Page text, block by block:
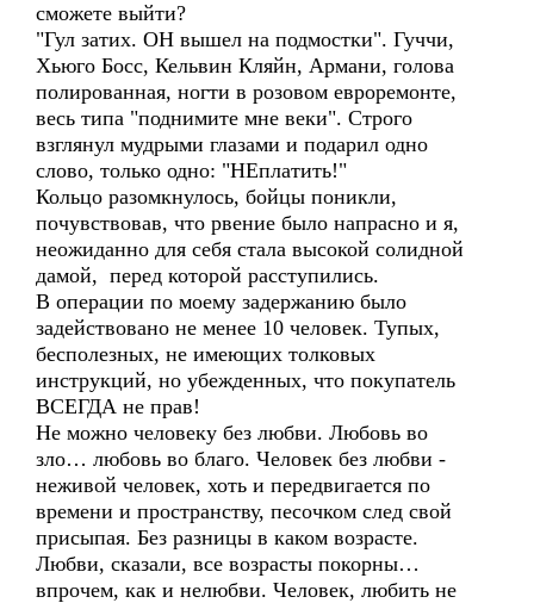
сможете выйти?
"Гул затих. ОН вышел на подмостки". Гуччи,
Хьюго Босс, Кельвин Кляйн, Армани, голова
полированная, ногти в розовом евроремонте,
весь типа "поднимите мне веки". Строго
взглянул мудрыми глазами и подарил одно
слово, только одно: "НЕплатить!"
Кольцо разомкнулось, бойцы поникли,
почувствовав, что рвение было напрасно и я,
неожиданно для себя стала высокой солидной
дамой, перед которой расступились.
В операции по моему задержанию было
задействовано не менее 10 человек. Тупых,
бесполезных, не имеющих толковых
инструкций, но убежденных, что покупатель
ВСЕГДА не прав!
Не можно человеку без любви. Любовь во
зло… любовь во благо. Человек без любви -
неживой человек, хоть и передвигается по
времени и пространству, песочком след свой
присыпая. Без разницы в каком возрасте.
Любви, сказали, все возрасты покорны…
впрочем, как и нелюбви. Человек, любить не